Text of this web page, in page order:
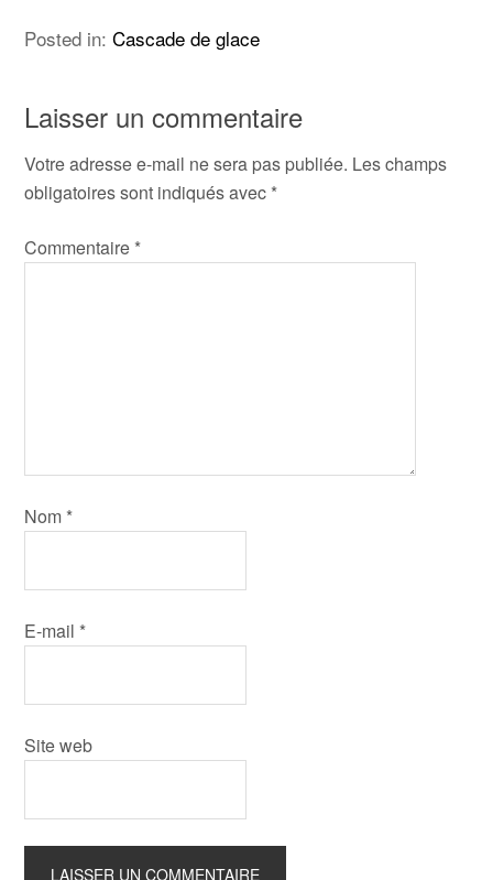
Posted in:Cascade de glace
Laisser un commentaire
Votre adresse e-mail ne sera pas publiée. Les champs
obligatoires sont indiqués avec *
Commentaire *
Nom *
E-mail *
Site web